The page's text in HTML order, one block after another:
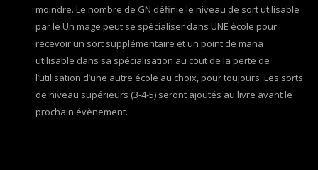
moindre. Le nombre de GN définie le niveau de sort utilisable
par le Un mage peut se spécialiser dans UNE école pour
recevoir un sort supplémentaire et un point de mana
utilisable dans sa spécialisation au cout de la perte de
l’utilisation d’une autre école au choix, pour toujours. Les sorts
de niveau supérieurs (3-4-5) seront ajoutés au livre avant le
prochain évènement.